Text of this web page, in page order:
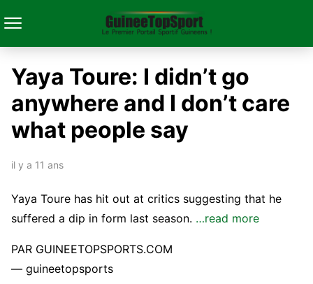
Yaya Toure: I didn’t go
anywhere and I don’t care
what people say
il y a 11 ans
Yaya Toure has hit out at critics suggesting that he
suffered a dip in form last season. …read more
PAR GUINEETOPSPORTS.COM
— guineetopsports